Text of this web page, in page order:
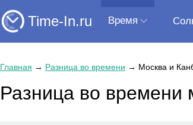
Time-In.ru Время
Главная → Разница во времени → Москва и
Разница во времени